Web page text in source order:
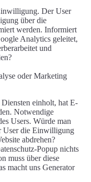
Der User
über die
werden. Informiert
Analytics geleitet,
und
oder Marketing
einholt, hat E-
Notwendige
Users. Würde man
User die Einwilligung
abdrehen?
Popup nichts
muss über diese
macht uns Generator